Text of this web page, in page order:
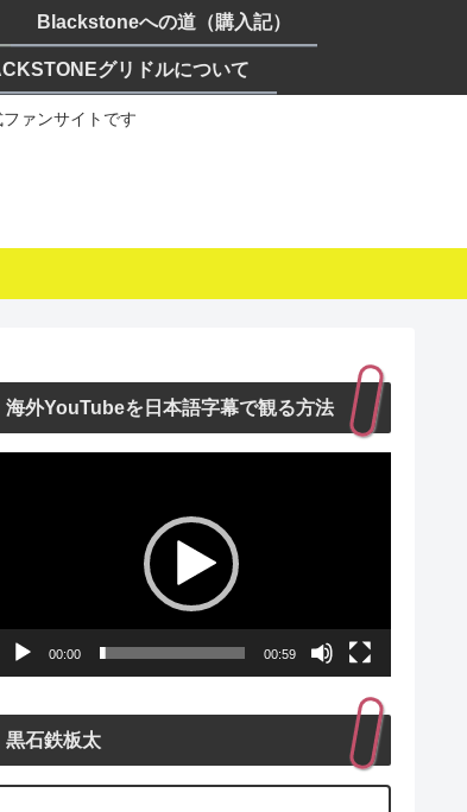
ァンサイトです
Blackstoneへの道（購入記）
グリドルについて
海外YouTubeを日本語字幕で観る方法
00:00 00:59
黒石鉄板太